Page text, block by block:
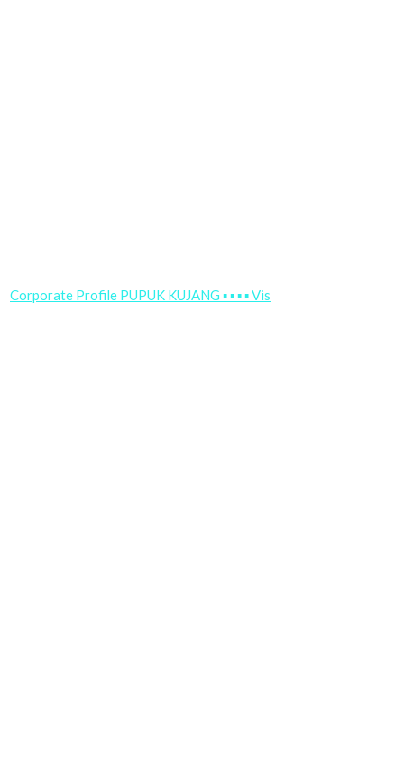
Corporate Profile PUPUK KUJANG ▪ ▪ ▪ ▪ Vis